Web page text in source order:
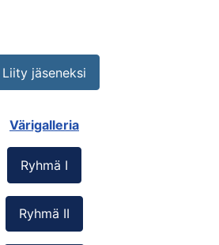
Liity jäseneksi
Värigalleria
Ryhmä I
Ryhmä II